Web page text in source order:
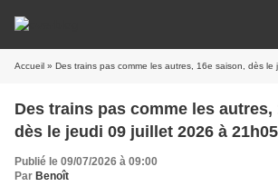
Accueil » Des trains pas comme les autres, 16e saison, dès le jeudi 09
Des trains pas comme les autres,
dès le jeudi 09 juillet 2026 à
Publié le 09/07/2026 à 09:00
Par Benoît